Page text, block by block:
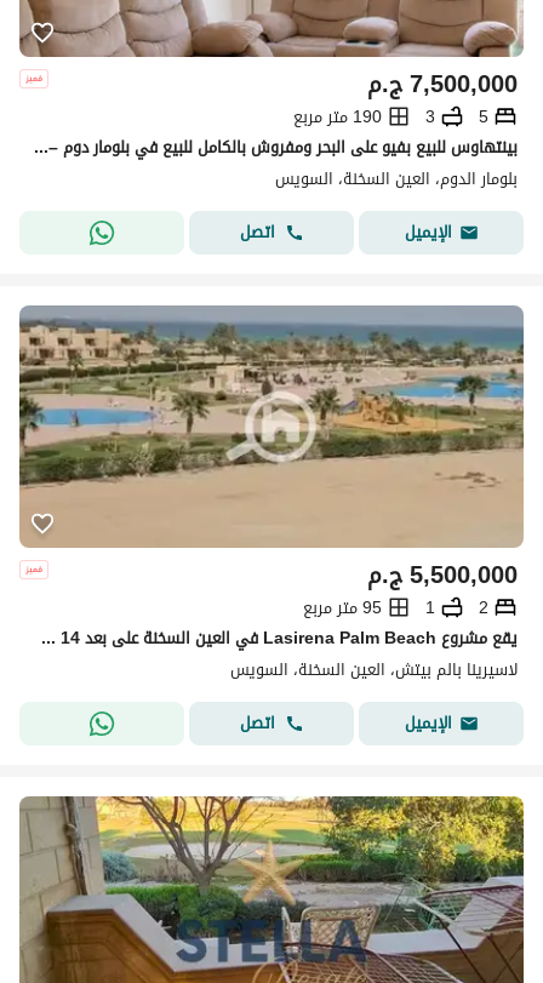
ج.م7,500,000
5
3
190 متر مربع
بينتهاوس للبيع بفيو على البحر ومفروش بالكامل للبيع في بلومار دوم – العين السخنه - استلام فورى -blumar Dome
بلومار الدوم، العين السخنة، السويس
الإيميل
اتصل
ج.م5,500,000
2
1
95 متر مربع
يقع مشروع Lasirena Palm Beach في العين السخنة على بعد 14 كم من بوابات العين السخنة طريق السويس. :
لاسيرينا بالم بيتش، العين السخنة، السويس
الإيميل
اتصل